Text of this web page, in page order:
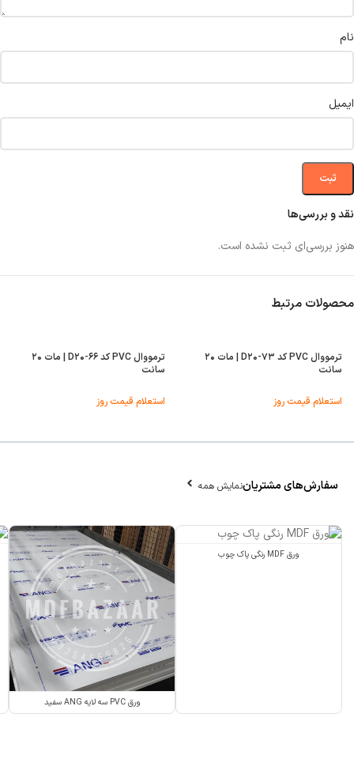
نقد و بررسی‌ها
هنوز بررسی‌ای ثبت نشده است.
نام
ایمیل
محصولات مرتبط
ترمووال PVC کد D۲۰-۷۳ | مات ۲۰
سانت
استعلام قیمت روز
ترمووال PVC کد D۲۰-۶۶ | مات ۲۰
سانت
استعلام قیمت روز
سفارش‌های مشتریاننمایش همه
ورق MDF رنگی پاک چوب
ورق PVC سه لایه ANG سفید